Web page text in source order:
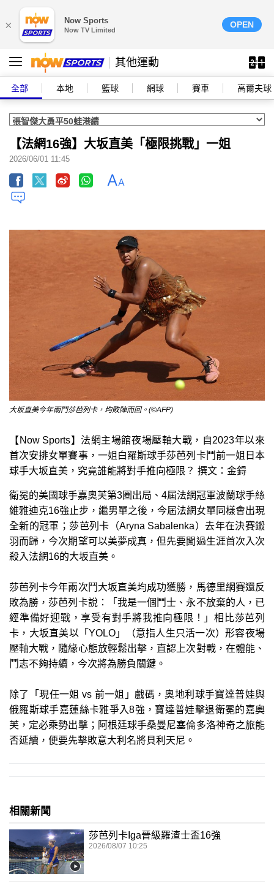
× Now Sports
Now TV Limited
OPEN
其他運動
全部 本地 籃球 網球 賽車 高爾夫球
【法網16強】大坂直美「極限挑戰」一姐
2026/06/01 11:45
大坂直美今年兩鬥莎芭列卡，均敗陣而回。(©AFP)
【Now Sports】法網主場館夜場壓軸大戰，自2023年以來
首次安排女單賽事，一姐白羅斯球手莎芭列卡鬥前一姐日本
球手大坂直美，究竟誰能將對手推向極限？ 撰文：金鍀
衛冕的美國球手嘉奧芙第3圈出局、4屆法網冠軍波蘭球手絲
維雅迪克16強止步，繼男單之後，今屆法網女單同樣會出現
全新的冠軍；莎芭列卡（Aryna Sabalenka）去年在決賽鎩
羽而歸，今次期望可以美夢成真，但先要闖過生涯首次入次
殺入法網16的大坂直美。
莎芭列卡今年兩次鬥大坂直美均成功獲勝，馬德里網賽還反
敗為勝，莎芭列卡說：「我是一個鬥士、永不放棄的人，已
經準備好迎戰，享受有對手將我推向極限！」相比莎芭列
卡，大坂直美以「YOLO」（意指人生只活一次）形容夜場
壓軸大戰，隨緣心態放輕鬆出擊，直認上次對戰，在體能、
鬥志不夠持續，今次將為勝負關鍵。
除了「現任一姐 vs 前一姐」戲碼，奧地利球手寶達普娃與
俄羅斯球手嘉蓮絲卡雅爭入8強，寶達普娃擊退衛冕的嘉奧
芙，定必乘勢出擊；阿根廷球手桑曼尼塞倫多洛神奇之旅能
否延續，便要先擊敗意大利名將貝利天尼。
相關新聞
莎芭列卡Iga晉級羅渣士盃16強
2026/08/07 10:25